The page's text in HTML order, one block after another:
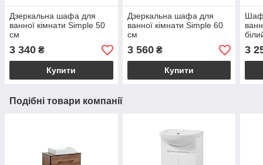
Дзеркальна шафа для
ванної кімнати Simple 50
см
3 340 ₴
Купити
Дзеркальна шафа для
ванної кімнати Simple 60
см
3 560₴
Купити
3
Подібні товари компанії